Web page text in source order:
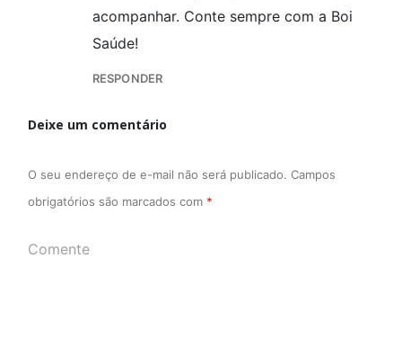
acompanhar. Conte sempre com a Boi
Saúde!
RESPONDER
Deixe um comentário
O seu endereço de e-mail não será publicado. Campos
obrigatórios são marcados com *